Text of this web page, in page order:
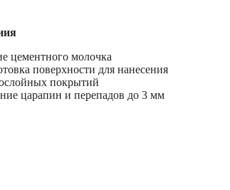
цементного молочка
поверхности для нанесения
покрытий
царапин и перепадов до 3 мм